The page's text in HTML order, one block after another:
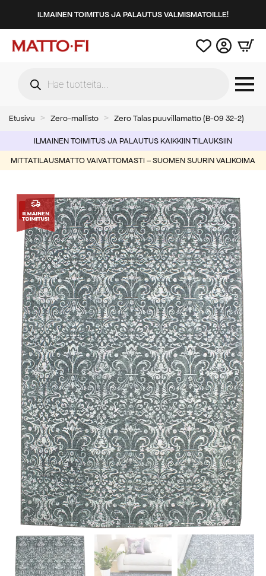
ILMAINEN TOIMITUS JA PALAUTUS VALMISMATOILLE!
search
Etusivu Zero-mallisto Zero Talas puuvillamatto (B-09 32-2)
ILMAINEN TOIMITUS JA PALAUTUS KAIKKIIN TILAUKSIIN
MITTATILAUSMATTO VAIVATTOMASTI – SUOMEN SUURIN VALIKOIMA
-50%